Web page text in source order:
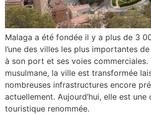
Malaga a été fondée il y a plus de 3
l’une des villes les plus importantes de
à son port et ses voies commerciales.
musulmane, la ville est transformée
nombreuses infrastructures encore
actuellement. Aujourd’hui, elle est une
touristique renommée.